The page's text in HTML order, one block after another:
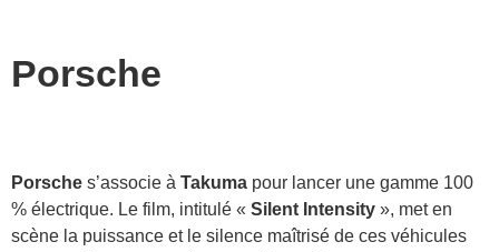
Porsche
Porsche s’associe à Takuma pour lancer une gamme 100
% électrique. Le film, intitulé « Silent Intensity », met en
scène la puissance et le silence maîtrisé de ces véhicules